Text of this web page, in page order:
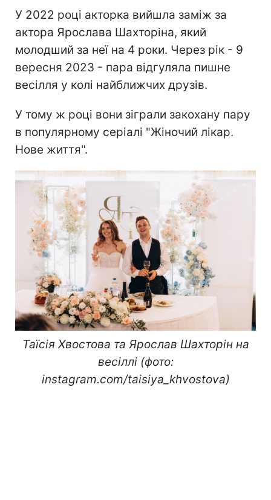
У 2022 році акторка вийшла заміж за
актора Ярослава Шахторіна, який
молодший за неї на 4 роки. Через рік - 9
вересня 2023 - пара відгуляла пишне
весілля у колі найближчих друзів.
У тому ж році вони зіграли закохану пару
в популярному серіалі "Жіночий лікар.
Нове життя".
Таїсія Хвостова та Ярослав Шахторін на
весіллі (фото:
instagram.com/taisiya_khvostova)